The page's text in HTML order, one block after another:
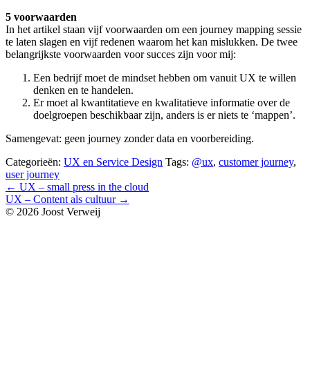
5 voorwaarden
In het artikel staan vijf voorwaarden om een journey mapping sessie
te laten slagen en vijf redenen waarom het kan mislukken. De twee
belangrijkste voorwaarden voor succes zijn voor mij:
Een bedrijf moet de mindset hebben om vanuit UX te willen
denken en te handelen.
Er moet al kwantitatieve en kwalitatieve informatie over de
doelgroepen beschikbaar zijn, anders is er niets te ‘mappen’.
Samengevat: geen journey zonder data en voorbereiding.
Categorieën: UX en Service Design Tags: @ux, customer journey,
user journey
Bericht
navigatie
← UX – small press in the cloud
UX – Content als cultuur →
© 2026 Joost Verweij